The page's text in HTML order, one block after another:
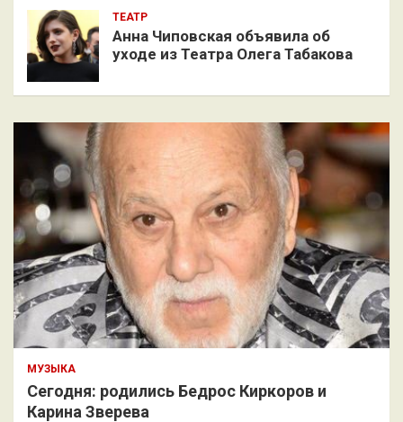
ТЕАТР
Анна Чиповская объявила об
уходе из Театра Олега Табакова
МУЗЫКА
Сегодня: родились Бедрос Киркоров и
Карина Зверева